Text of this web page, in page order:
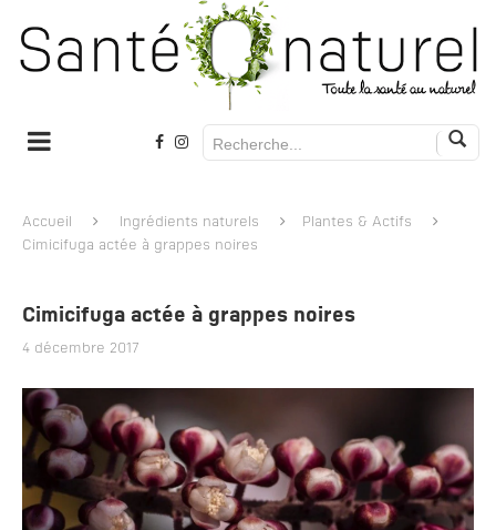
Accueil Ingrédients naturels
Plantes & Actifs
Cimicifuga actée à grappes noires
Cimicifuga actée à grappes noires
4 décembre 2017